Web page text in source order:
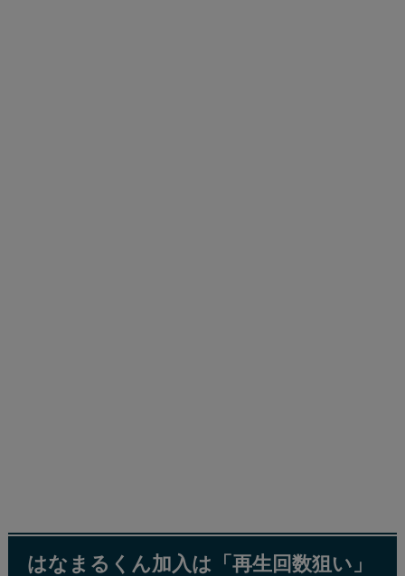
はなまるくん加入は「再生回数狙い」